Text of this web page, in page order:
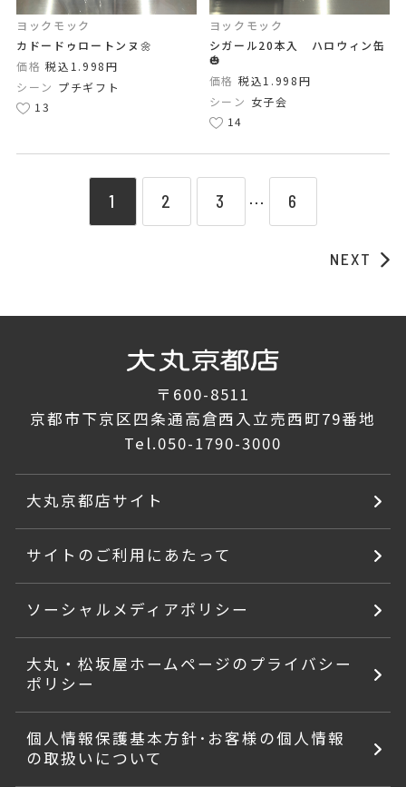
ヨックモック
カドードゥロートンヌ🌼
価格 税込1.998円
シーン プチギフト
13
ヨックモック
シガール20本入 ハロウィン缶
🎃
価格 税込1.998円
シーン 女子会
14
1 2 3 ⋯ 6
NEXT
〒600-8511
京都市下京区四条通高倉西入立売西町79番地
Tel.050-1790-3000
大丸京都店サイト
サイトのご利用にあたって
ソーシャルメディアポリシー
大丸・松坂屋ホームページのプライバシー
ポリシー
個人情報保護基本方針･お客様の個人情報
の取扱いについて